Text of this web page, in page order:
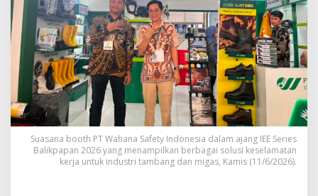
Suasana booth PT Wahana Safety Indonesia dalam ajang IEE Series
Balikpapan 2026 yang menampilkan berbagai solusi keselamatan
kerja untuk industri tambang dan migas, Kamis (11/6/2026).